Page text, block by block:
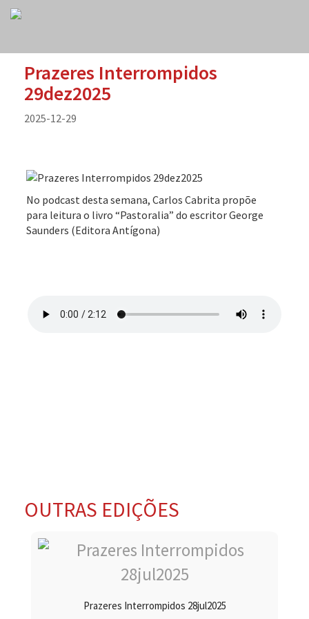
Prazeres Interrompidos
29dez2025
2025-12-29
No podcast desta semana, Carlos Cabrita propõe
para leitura o livro “Pastoralia” do escritor George
Saunders (Editora Antígona)
OUTRAS EDIÇÕES
Prazeres Interrompidos 28jul2025